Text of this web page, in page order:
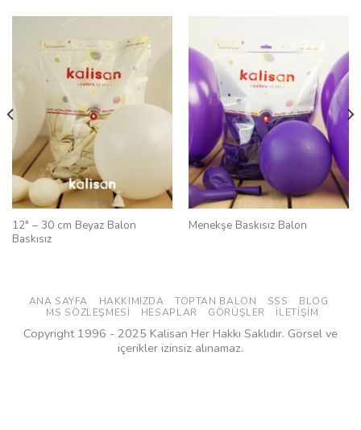
12″ – 30 cm Beyaz Balon
Baskısız
Menekşe Baskısız Balon
ANA SAYFA HAKKIMIZDA TOPTAN BALON SSS
BLOG
MS SÖZLEŞMESI
HESAPLAR GÖRÜŞLER İLETIŞIM
Copyright 1996 - 2025 Kalisan Her Hakkı Saklıdır. Görsel ve
içerikler izinsiz alınamaz.